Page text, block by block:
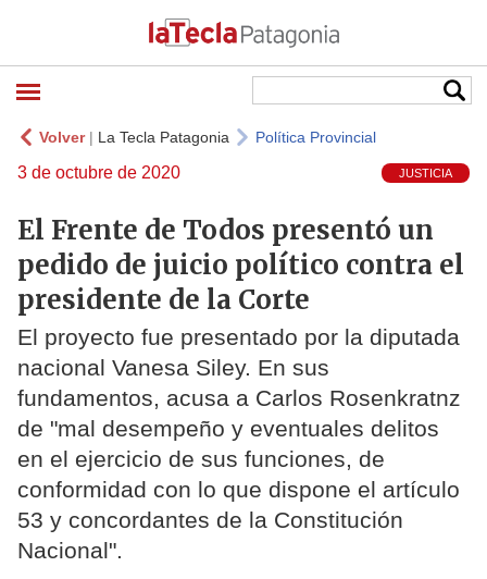
Volver| La Tecla Patagonia Política Provincial
3 de octubre de 2020 JUSTICIA
El Frente de Todos presentó un
pedido de juicio político contra el
presidente de la Corte
El proyecto fue presentado por la diputada
nacional Vanesa Siley. En sus
fundamentos, acusa a Carlos Rosenkratnz
de "mal desempeño y eventuales delitos
en el ejercicio de sus funciones, de
conformidad con lo que dispone el artículo
53 y concordantes de la Constitución
Nacional".